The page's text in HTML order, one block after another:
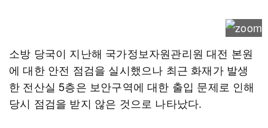
소방 당국이 지난해 국가정보자원관리원 대전 본원
에 대한 안전 점검을 실시했으나 최근 화재가 발생
한 전산실 5층은 보안구역에 대한 출입 문제로 인해
당시 점검을 받지 않은 것으로 나타났다.